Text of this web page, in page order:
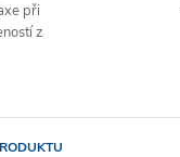
při
z